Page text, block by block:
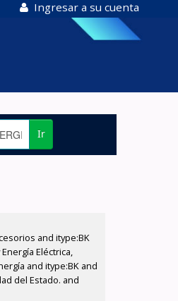
Ingresar a su cuenta
Ir
and itype:BK
Eléctrica,
and itype:BK and
del Estado. and